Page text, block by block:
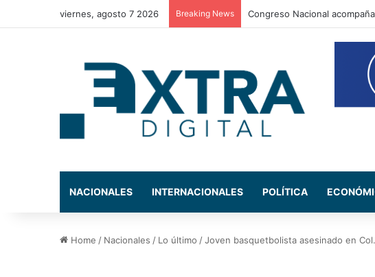
viernes, agosto 7 2026 Breaking News CNBS investigará a famosos
NACIONALES INTERNACIONALES POLÍTICA
Home / Nacionales / Lo último /Joven basquetbolista asesinado en